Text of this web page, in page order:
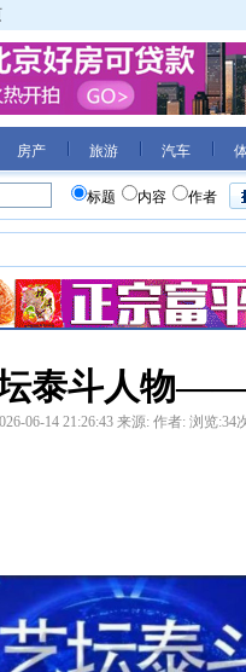
房产 旅游 汽车
标题 内容 作者
泰斗人物
06-14 21:26:43 来源: 作者: 浏览:34